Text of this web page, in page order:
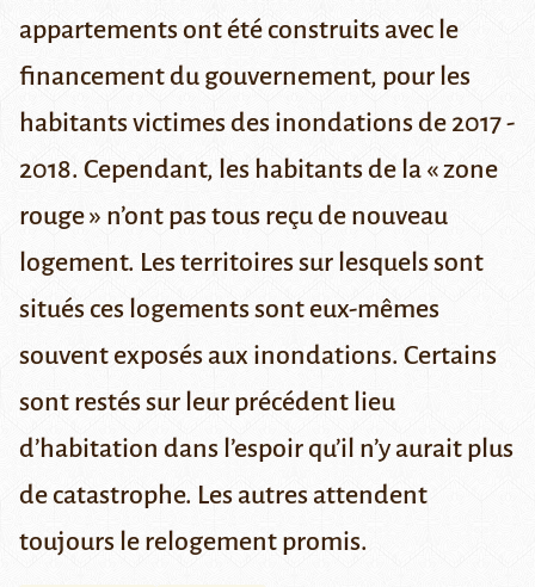
appartements ont été construits avec le
financement du gouvernement, pour les
habitants victimes des inondations de 2017 -
2018. Cependant, les habitants de la « zone
rouge » n’ont pas tous reçu de nouveau
logement. Les territoires sur lesquels sont
situés ces logements sont eux-mêmes
souvent exposés aux inondations. Certains
sont restés sur leur précédent lieu
d’habitation dans l’espoir qu’il n’y aurait plus
de catastrophe. Les autres attendent
toujours le relogement promis.